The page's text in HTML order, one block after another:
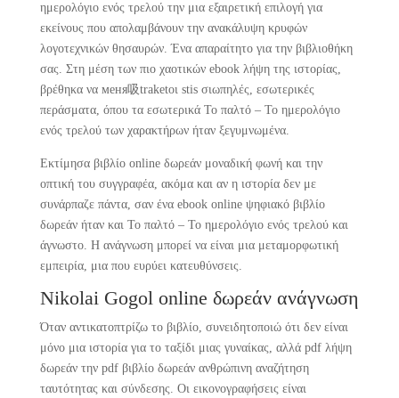
ημερολόγιο ενός τρελού την μια εξαιρετική επιλογή για
εκείνους που απολαμβάνουν την ανακάλυψη κρυφών
λογοτεχνικών θησαυρών. Ένα απαραίτητο για την βιβλιοθήκη
σας. Στη μέση των πιο χαοτικών ebook λήψη της ιστορίας,
βρέθηκα να меня吸traketoι stis σιωπηλές, εσωτερικές
περάσματα, όπου τα εσωτερικά Το παλτό – Το ημερολόγιο
ενός τρελού των χαρακτήρων ήταν ξεγυμνωμένα.
Εκτίμησα βιβλίο online δωρεάν μοναδική φωνή και την
οπτική του συγγραφέα, ακόμα και αν η ιστορία δεν με
συνάρπαζε πάντα, σαν ένα ebook online ψηφιακό βιβλίο
δωρεάν ήταν και Το παλτό – Το ημερολόγιο ενός τρελού και
άγνωστο. Η ανάγνωση μπορεί να είναι μια μεταμορφωτική
εμπειρία, μια που ευρύει κατευθύνσεις.
Nikolai Gogol online δωρεάν ανάγνωση
Όταν αντικατοπτρίζω το βιβλίο, συνειδητοποιώ ότι δεν είναι
μόνο μια ιστορία για το ταξίδι μιας γυναίκας, αλλά pdf λήψη
δωρεάν την pdf βιβλίο δωρεάν ανθρώπινη αναζήτηση
ταυτότητας και σύνδεσης. Οι εικονογραφήσεις είναι